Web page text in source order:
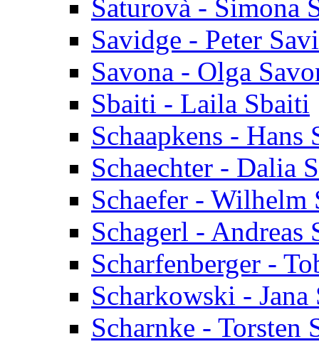
Saturovà - Simona
Savidge - Peter
Savona - Olga
Sbaiti - Laila Sbaiti
Schaapkens - Hans
Schaechter - Dalia
Schaefer - Wilhelm
Schagerl - Andreas
Scharfenberger -
Scharkowski -
Scharnke - Torsten